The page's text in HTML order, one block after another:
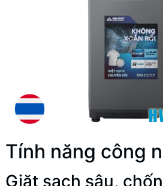
Tính năng công
Giặt sạch sâu,